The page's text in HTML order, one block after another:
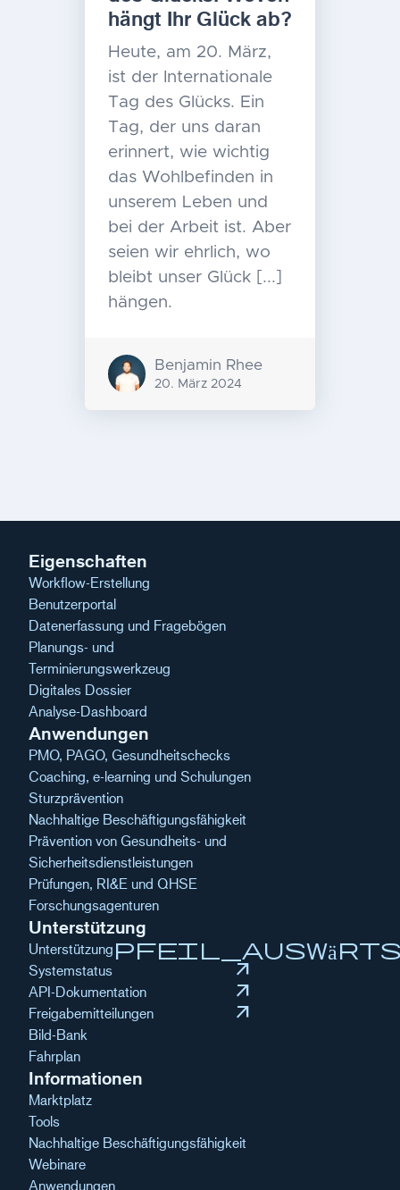
hängt Ihr Glück ab?
Heute, am 20. März,
ist der Internationale
Tag des Glücks. Ein
Tag, der uns daran
erinnert, wie wichtig
das Wohlbefinden in
unserem Leben und
bei der Arbeit ist. Aber
seien wir ehrlich, wo
bleibt unser Glück [...]
hängen.
Benjamin Rhee
20. März 2024
Navigation
Eigenschaften
Workflow-Erstellung
Benutzerportal
Datenerfassung und Fragebögen
Planungs- und
Terminierungswerkzeug
Digitales Dossier
Analyse-Dashboard
Anwendungen
PMO, PAGO, Gesundheitschecks
Coaching, e-learning und Schulungen
Sturzprävention
Nachhaltige Beschäftigungsfähigkeit
Prävention von Gesundheits- und
Sicherheitsdienstleistungen
Prüfungen, RI&E und QHSE
Forschungsagenturen
Unterstützung
Unterstützung
Systemstatus arrow_outward
API-Dokumentation arrow_outward
Freigabemitteilungen arrow_outward
Bild-Bank
Fahrplan
Informationen
Marktplatz
Tools
Nachhaltige Beschäftigungsfähigkeit
Webinare
Anwendungen